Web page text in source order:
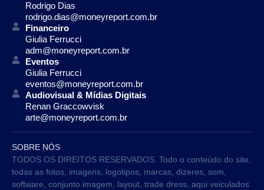
Rodrigo Dias
rodrigo.dias@moneyreport.com.br
Financeiro
Giulia Ferrucci
adm@moneyreport.com.br
Eventos
Giulia Ferrucci
eventos@moneyreport.com.br
Audiovisual & Mídias Digitais
Renan Graccowvisk
arte@moneyreport.com.br
SOBRE NÓS
TODOS OS DIREITOS RESERVADOS. Todo o conteúdo do site,
todas as fotos, imagens, logotipos, marcas, dizeres, som,
software, conjunto imagem, layout, trade dress, aqui veiculados